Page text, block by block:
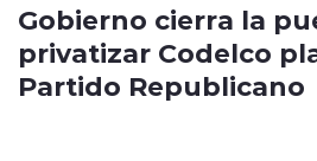
Gobierno cierra la
privatizar Codelco
Partido Republicano